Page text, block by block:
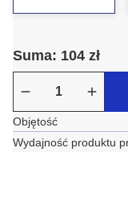
Suma: 104 zł
Objętość
Wydajność produktu